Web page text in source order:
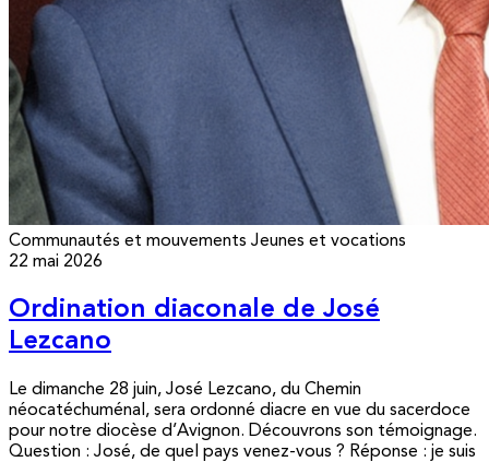
Communautés et mouvements Jeunes et vocations
22 mai 2026
Ordination diaconale de José
Lezcano
Le dimanche 28 juin, José Lezcano, du Chemin
néocatéchuménal, sera ordonné diacre en vue du sacerdoce
pour notre diocèse d’Avignon. Découvrons son témoignage.
Question : José, de quel pays venez-vous ? Réponse : je suis